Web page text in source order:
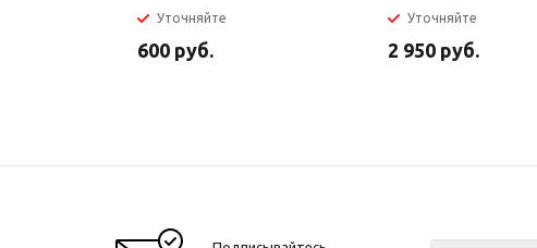
Уточняйте
600 руб.
Уточняйте
2 950 руб.